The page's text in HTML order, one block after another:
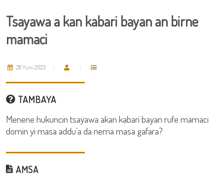
Tsayawa a kan kabari bayan an birne
mamaci
28 Yuni 2023
TAMBAYA
Menene hukuncin tsayawa akan kabari bayan rufe mamaci
domin yi masa addu’a da nema masa gafara?
AMSA